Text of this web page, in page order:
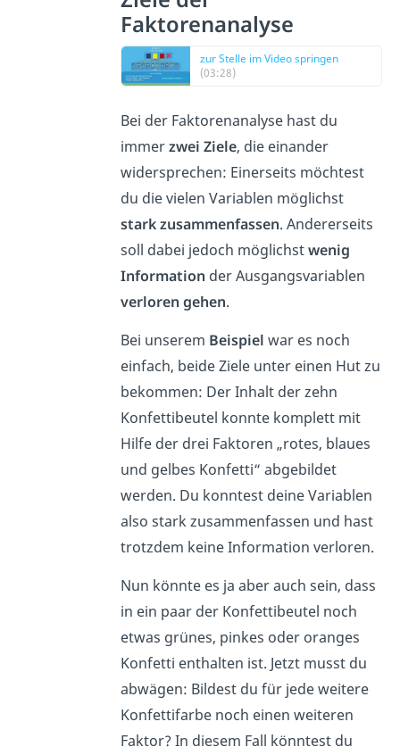
Faktorenanalyse
zur Stelle im Video springen
(03:28)
Bei der Faktorenanalyse hast du
immerzwei Ziele, die einander
widersprechen: Einerseits möchtest
du die vielen Variablen möglichst
stark zusammenfassen. Andererseits
soll dabei jedoch möglichstwenig
Information der Ausgangsvariablen
verloren gehen.
Bei unserem Beispiel war es noch
einfach, beide Ziele unter einen Hut zu
bekommen: Der Inhalt der zehn
Konfettibeutel konnte komplett mit
Hilfe der drei Faktoren „rotes, blaues
und gelbes Konfetti“ abgebildet
werden. Du konntest deine Variablen
also stark zusammenfassen und hast
trotzdem keine Information verloren.
Nun könnte es ja aber auch sein, dass
in ein paar der Konfettibeutel noch
etwas grünes, pinkes oder oranges
Konfetti enthalten ist. Jetzt musst du
abwägen: Bildest du für jede weitere
Konfettifarbe noch einen weiteren
Faktor? In diesem Fall könntest du